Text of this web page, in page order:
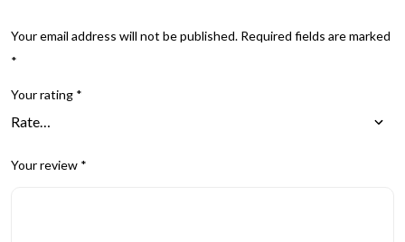
Your email address will not be published. Required fields are marked
*
Your rating *
Your review *